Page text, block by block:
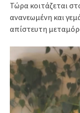
Τώρα κοιτάζεται
ανανεωμένη και
απίστευτη